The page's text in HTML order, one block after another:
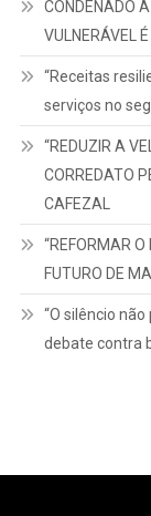
CONDENADO
VULNERÁVEL
“Receitas
serviços no
“REDUZIR A
CORREDATO
CAFEZAL
“REFORMAR
FUTURO DE
“O silêncio
debate contra